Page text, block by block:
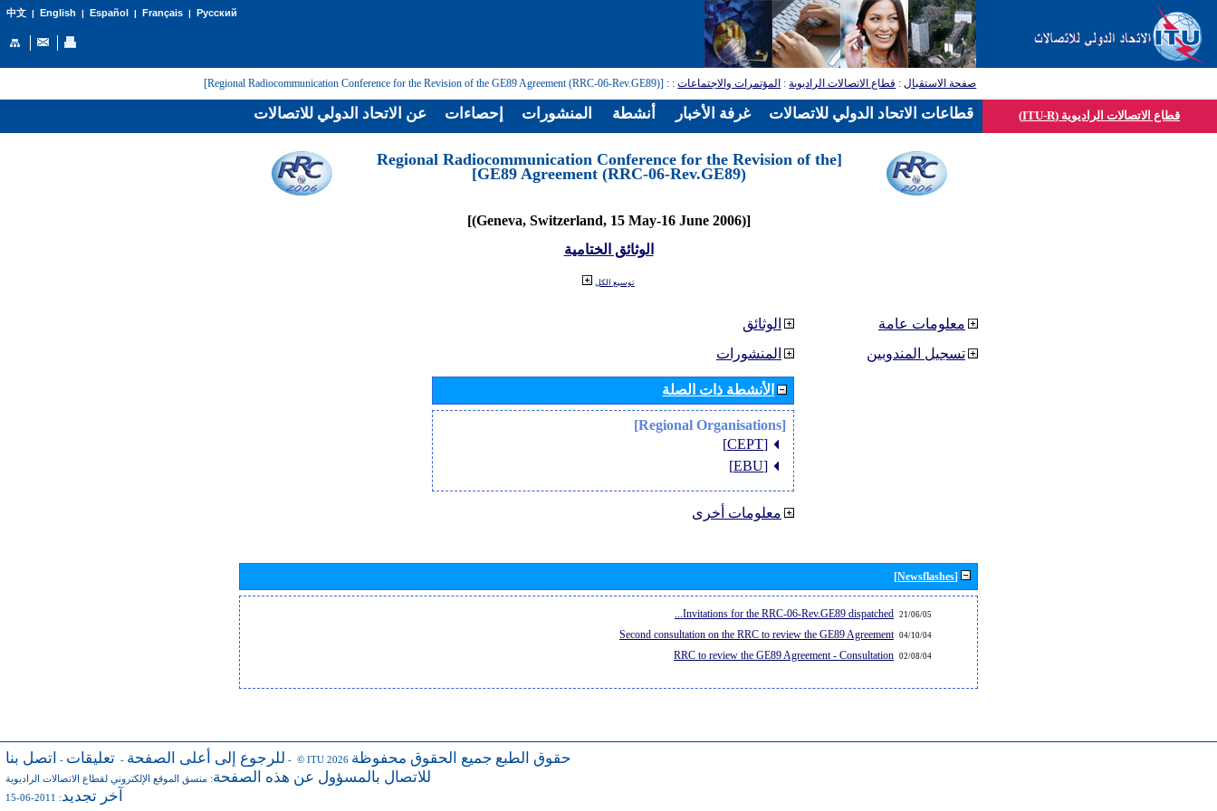
中文| English | Español | Français| Русский
صفحة الاستقبال: قطاع الاتصالات الراديوية: المؤتمرات والاجتماعات:
: [Regional Radiocommunication Conference for the Revision of the GE89 Agreement (RRC-06-Rev.GE89)]
قطاع الاتصالات الراديوية (ITU-R)
[Regional Radiocommunication Conference for the Revision of the
GE89 Agreement (RRC-06-Rev.GE89)]
[(Geneva, Switzerland, 15 May-16 June 2006)]
الوثائق الختامية
توسيع الكل
الوثائق
المنشورات
الأنشطة ذات الصلة
[Regional Organisations]
[CEPT]
[EBU]
معلومات أخرى
معلومات عامة
تسجيل المندوبين
[Newsflashes]
21/06/05
Invitations for the RRC-06-Rev.GE89 dispatched...
04/10/04
Second consultation on the RRC to review the GE89 Agreement
02/08/04
RRC to review the GE89 Agreement - Consultation
للرجوع إلى أعلى الصفحة - تعليقات - اتصل بنا - © ITU 2026 حقوق الطبع جميع الحقوق محفوظة
للاتصال بالمسؤول عن هذه الصفحة: منسق الموقع الإلكتروني لقطاع الاتصالات الراديوية
آخر تجديد: 2011-06-15
عن الاتحاد الدولي للاتصالات إحصاءات المنشورات أنشطة غرفة الأخبار قطاعات الاتحاد الدولي للاتصالات